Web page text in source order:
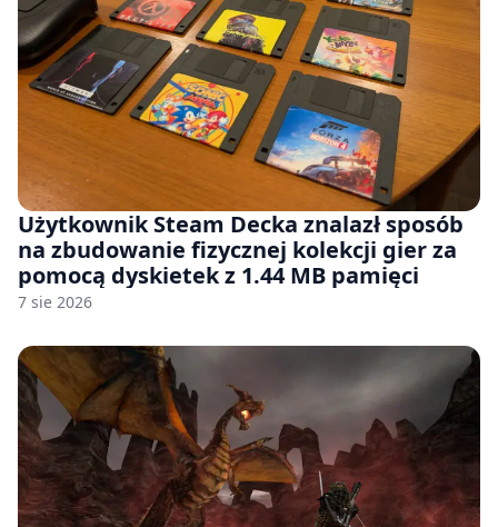
Użytkownik Steam Decka znalazł sposób
na zbudowanie fizycznej kolekcji gier za
pomocą dyskietek z 1.44 MB pamięci
7 sie 2026